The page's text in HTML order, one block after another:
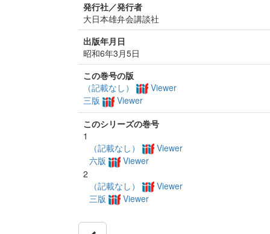
発行社／発行者
大日本雄弁会講談社
出版年月日
昭和6年3月5日
この巻号の版
（記載なし）
Viewer
三版
Viewer
このシリーズの巻号
1
（記載なし）
Viewer
六版
Viewer
2
（記載なし）
Viewer
三版
Viewer